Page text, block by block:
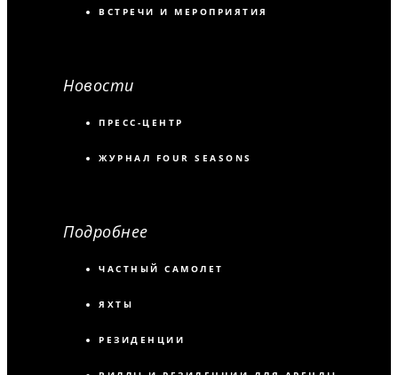
ВСТРЕЧИ И МЕРОПРИЯТИЯ
Новости
ПРЕСС-ЦЕНТР
ЖУРНАЛ FOUR SEASONS
Подробнее
ЧАСТНЫЙ САМОЛЕТ
ЯХТЫ
РЕЗИДЕНЦИИ